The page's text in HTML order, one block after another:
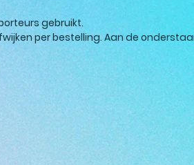
gebruikt.
per bestelling. Aan de